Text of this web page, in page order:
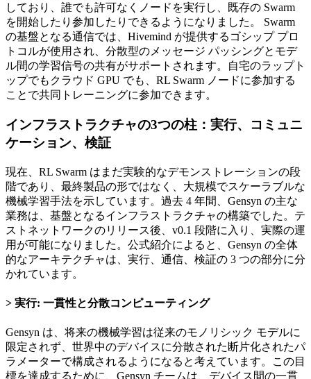
しており、誰でも許可なくノードを実行し、既存の Swarm
を開始したり参加したりできるようになりました。 Swarm
の基盤となる通信では、Hivemind が提供するゴシップ プロ
トコルが使用され、分散型のメッセージ パッシングとモデ
ル間の学習信号の共有がサポートされます。自宅のラップト
ップでもクラウド GPU でも、RL Swarm ノードに参加する
ことで共同トレーニングに参加できます。
インフラストラクチャの3つの柱：実行、コミュニ
ケーション、検証
現在、RL Swarm はまだ実験的なデモンストレーションの段
階であり、最終製品の形ではなく、大規模でスケーラブルな
機械学習手法を示しています。過去 4 年間、Gensyn の主な
業務は、基盤となるインフラストラクチャの構築でした。テ
ストネットワークのリリース後、v0.1 段階に入り、実際の運
用が可能になりました。公式紹介によると、Gensyn の全体
的なアーキテクチャは、実行、通信、検証の 3 つの部分に分
かれています。
実行: 一貫性と分散コンピューティング
Gensyn は、将来の機械学習は従来のモノリシック モデルに
限定されず、世界中のデバイスに分散された断片化されたパ
ラメーターで構成されるようになると考えています。この目
標を達成するために、Gensyn チームは、デバイス間の一貫